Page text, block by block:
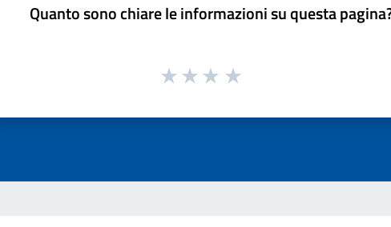
Quanto sono chiare le informazioni su questa